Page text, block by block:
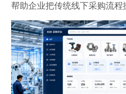
帮助企业把传统线下采购流程